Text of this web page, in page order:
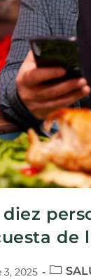
de
2025